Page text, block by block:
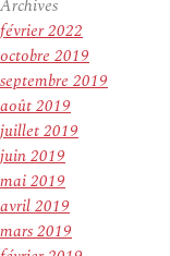
Archives
février 2022
octobre 2019
septembre 2019
août 2019
juillet 2019
juin 2019
mai 2019
avril 2019
mars 2019